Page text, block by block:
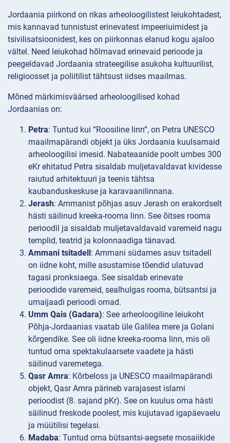
Jordaania piirkond on rikas arheoloogilistest leiukohtadest,
mis kannavad tunnistust erinevatest impeeriuimidest ja
tsivilisatsioonidest, kes on piirkonnas elanud kogu ajaloo
vältel. Need leiukohad hõlmavad erinevaid perioode ja
peegeldavad Jordaania strateegilise asukoha kultuurilist,
religioosset ja poliitilist tähtsust iidses maailmas.
Mõned märkimisväärsed arheoloogilised kohad
Jordaanias on:
Petra: Tuntud kui “Roosiline linn”, on Petra UNESCO
maailmapärandi objekt ja üks Jordaania kuulsamaid
arheoloogilisi imesid. Nabateaanide poolt umbes 300
eKr ehitatud Petra sisaldab muljetavaldavat kividesse
raiutud arhitektuuri ja teenis tähtsa
kaubanduskeskuse ja karavaanilinnana.
Jerash: Ammanist põhjas asuv Jerash on erakordselt
hästi säilinud kreeka-rooma linn. See õitses rooma
perioodil ja sisaldab muljetavaldavaid varemeid nagu
templid, teatrid ja kolonnaadiga tänavad.
Ammani tsitadell: Ammani südames asuv tsitadell
on iidne koht, mille asustamise tõendid ulatuvad
tagasi pronksiaega. See sisaldab erinevate
perioodide varemeid, sealhulgas rooma, bütsantsi ja
umaijaadi perioodi omad.
Umm Qais (Gadara): See arheoloogiline leiukoht
Põhja-Jordaanias vaatab üle Galilea mere ja Golani
kõrgendike. See oli iidne kreeka-rooma linn, mis oli
tuntud oma spektakulaarsete vaadete ja hästi
säilinud varemetega.
Qasr Amra: Kõrbeloss ja UNESCO maailmapärandi
objekt, Qasr Amra pärineb varajasest islami
perioodist (8. sajand pKr). See on kuulus oma hästi
säilinud freskode poolest, mis kujutavad igapäevaelu
ja müütilisi tegelasi.
Madaba: Tuntud oma bütsantsi-aegsete mosaiikide